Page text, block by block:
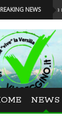
NEWS
la nuova
NEWS